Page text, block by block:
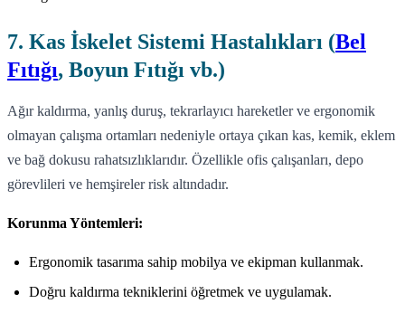
7. Kas İskelet Sistemi Hastalıkları (Bel
Fıtığı, Boyun Fıtığı vb.)
Ağır kaldırma, yanlış duruş, tekrarlayıcı hareketler ve ergonomik
olmayan çalışma ortamları nedeniyle ortaya çıkan kas, kemik, eklem
ve bağ dokusu rahatsızlıklarıdır. Özellikle ofis çalışanları, depo
görevlileri ve hemşireler risk altındadır.
Korunma Yöntemleri:
Ergonomik tasarıma sahip mobilya ve ekipman kullanmak.
Doğru kaldırma tekniklerini öğretmek ve uygulamak.